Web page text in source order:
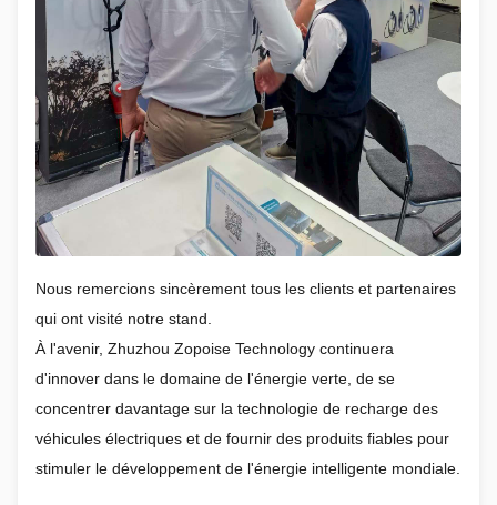
Nous remercions sincèrement tous les clients et partenaires
qui ont visité notre stand.
À l'avenir, Zhuzhou Zopoise Technology continuera
d'innover dans le domaine de l'énergie verte, de se
concentrer davantage sur la technologie de recharge des
véhicules électriques et de fournir des produits fiables pour
stimuler le développement de l'énergie intelligente mondiale.